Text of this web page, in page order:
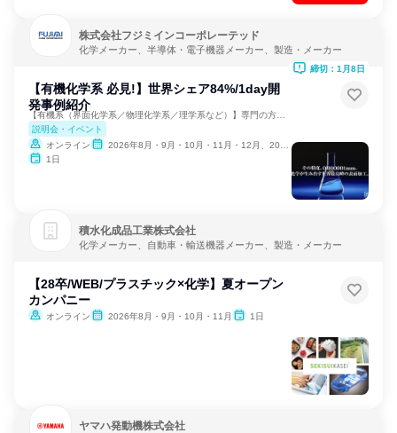
株式会社フジミインコーポレーテッド
化学メーカー、半導体・電子機器メーカー、製造・メーカー
【有機化学系 必見!】世界シェア84%/1day開
発事例紹介
説明会・イベント
オンライン
2026年8月・9月・10月・11月・12月、2027年1月
1日
締切：1月8日
積水化成品工業株式会社
化学メーカー、自動車・輸送機器メーカー、製造・メーカー
【28卒/WEB/プラスチック×化学】夏オープン
カンパニー
オンライン 2026年8月・9月・10月・11月 1日
ヤマハ発動機株式会社